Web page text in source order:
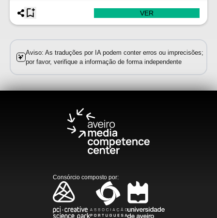
VER
Aviso: As traduções por IA podem conter erros ou imprecisões;
por favor, verifique a informação de forma independente
Consórcio composto por: